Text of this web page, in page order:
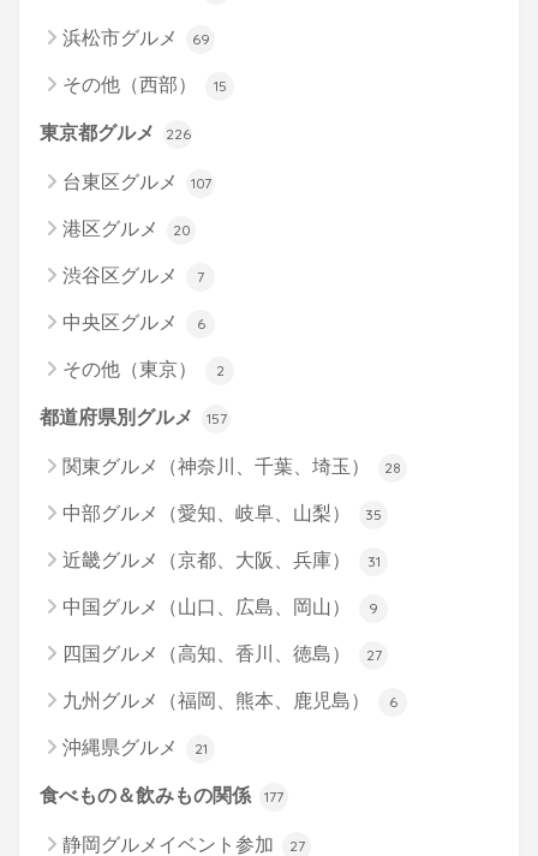
浜松市グルメ 69
その他（西部） 15
東京都グルメ 226
台東区グルメ 107
港区グルメ 20
渋谷区グルメ 7
中央区グルメ 6
その他（東京） 2
都道府県別グルメ 157
関東グルメ（神奈川、千葉、埼玉） 28
中部グルメ（愛知、岐阜、山梨） 35
近畿グルメ（京都、大阪、兵庫） 31
中国グルメ（山口、広島、岡山） 9
四国グルメ（高知、香川、徳島） 27
九州グルメ（福岡、熊本、鹿児島） 6
沖縄県グルメ 21
食べもの＆飲みもの関係 177
静岡グルメイベント参加 27